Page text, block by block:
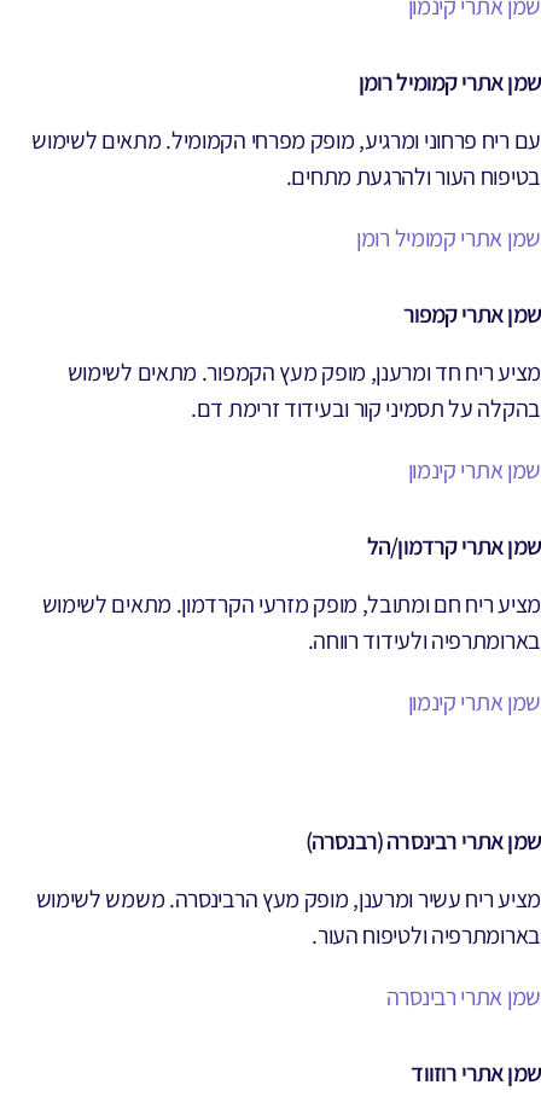
שמן אתרי קמומיל רומן
עם ריח פרחוני ומרגיע, מופק מפרחי הקמומיל. מתאים לשימוש
בטיפוח העור ולהרגעת מתחים.
שמן אתרי קמומיל רומן
שמן אתרי קמפור
מציע ריח חד ומרענן, מופק מעץ הקמפור. מתאים לשימוש
בהקלה על תסמיני קור ובעידוד זרימת דם.
שמן אתרי קינמון
שמן אתרי קרדמון/הל
מציע ריח חם ומתובל, מופק מזרעי הקרדמון. מתאים לשימוש
בארומתרפיה ולעידוד רווחה.
שמן אתרי קינמון
שמן אתרי רבינסרה (רבנסרה)
מציע ריח עשיר ומרענן, מופק מעץ הרבינסרה. משמש לשימוש
בארומתרפיה ולטיפוח העור.
שמן אתרי רבינסרה
שמן אתרי רוזווד